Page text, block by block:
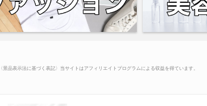
〈景品表示法に基づく表記〉当サイトはアフィリエイトプログラムによる収益を得ています。